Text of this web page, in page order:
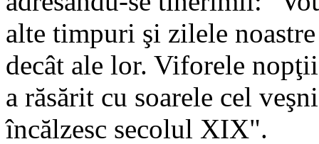
alte timpuri şi zilele
decât ale lor. Viforele
a răsărit cu soarele cel
încălzesc secolul XIX".